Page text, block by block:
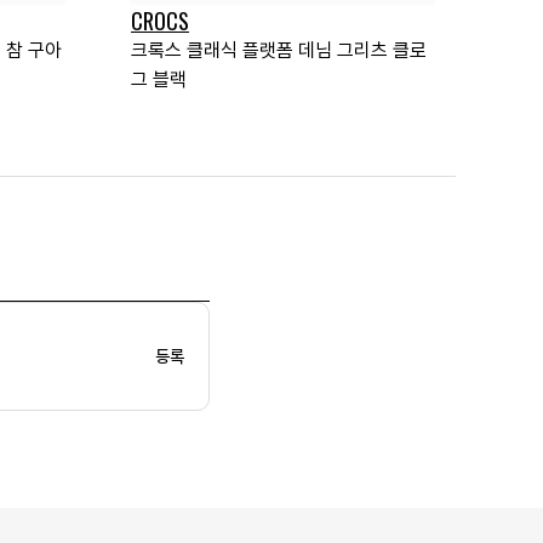
참 구아
CROCS
크록스 클래식 플랫폼 데님 그리츠 클로
그 블랙
등록